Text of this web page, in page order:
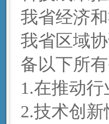
我省经济
我省区域
备以下所
1.在推动
2.技术创